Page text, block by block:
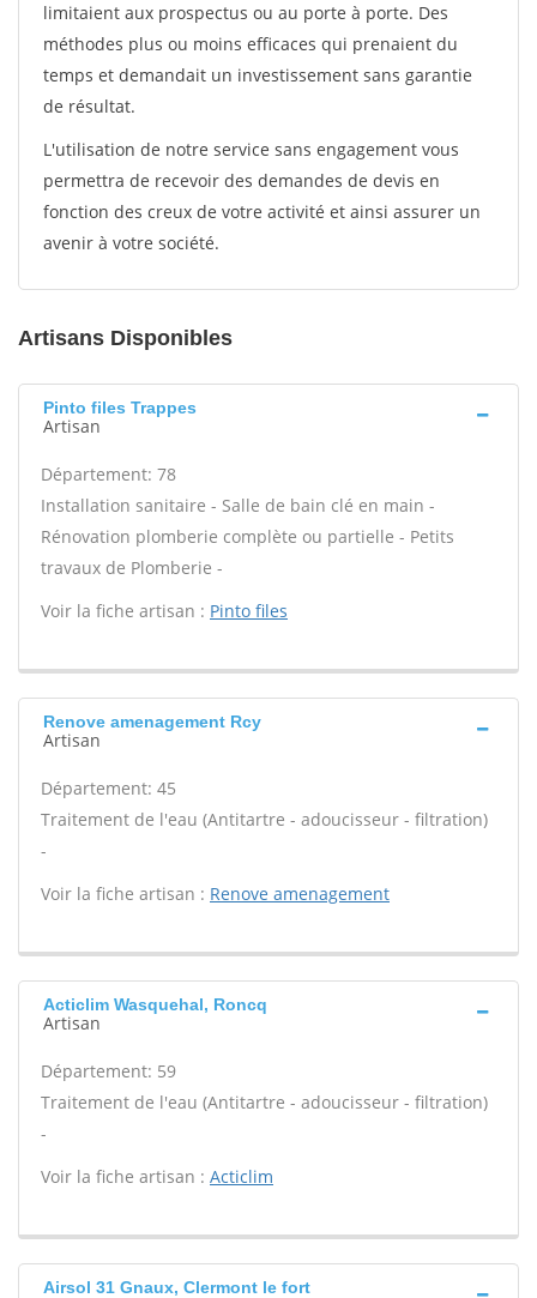
limitaient aux prospectus ou au porte à porte. Des
méthodes plus ou moins efficaces qui prenaient du
temps et demandait un investissement sans garantie
de résultat.
L'utilisation de notre service sans engagement vous
permettra de recevoir des demandes de devis en
fonction des creux de votre activité et ainsi assurer un
avenir à votre société.
Artisans Disponibles
Pinto files Trappes
Artisan
Département: 78
Installation sanitaire - Salle de bain clé en main -
Rénovation plomberie complète ou partielle - Petits
travaux de Plomberie -
Voir la fiche artisan : Pinto files
Renove amenagement Rcy
Artisan
Département: 45
Traitement de l'eau (Antitartre - adoucisseur - filtration)
-
Voir la fiche artisan : Renove amenagement
Acticlim Wasquehal, Roncq
Artisan
Département: 59
Traitement de l'eau (Antitartre - adoucisseur - filtration)
-
Voir la fiche artisan : Acticlim
Airsol 31 Gnaux, Clermont le fort